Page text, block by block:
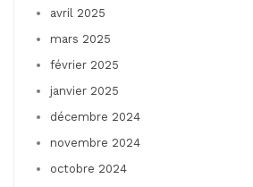
avril 2025
mars 2025
février 2025
janvier 2025
décembre 2024
novembre 2024
octobre 2024